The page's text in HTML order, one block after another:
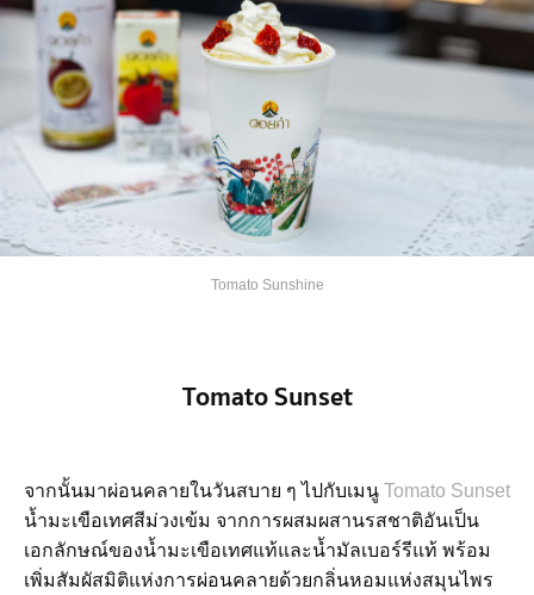
Tomato Sunshine
Tomato Sunset
จากนั้นมาผ่อนคลายในวันสบาย ๆ ไปกับเมนู Tomato Sunset
น้ำมะเขือเทศสีม่วงเข้ม จากการผสมผสานรสชาติอันเป็น
เอกลักษณ์ของน้ำมะเขือเทศแท้และน้ำมัลเบอร์รีแท้ พร้อม
เพิ่มสัมผัสมิติแห่งการผ่อนคลายด้วยกลิ่นหอมแห่งสมุนไพร